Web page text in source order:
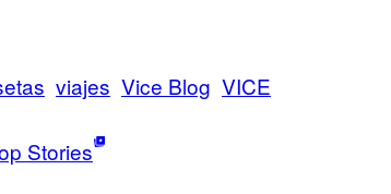
viajes Vice Blog VICE
Stories